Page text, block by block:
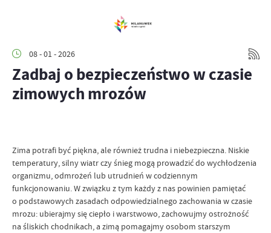
08 - 01 - 2026
Zadbaj o bezpieczeństwo w czasie
zimowych mrozów
Zima potrafi być piękna, ale również trudna i niebezpieczna. Niskie
temperatury, silny wiatr czy śnieg mogą prowadzić do wychłodzenia
organizmu, odmrożeń lub utrudnień w codziennym
funkcjonowaniu. W związku z tym każdy z nas powinien pamiętać
o podstawowych zasadach odpowiedzialnego zachowania w czasie
mrozu: ubierajmy się ciepło i warstwowo, zachowujmy ostrożność
na śliskich chodnikach, a zimą pomagajmy osobom starszym